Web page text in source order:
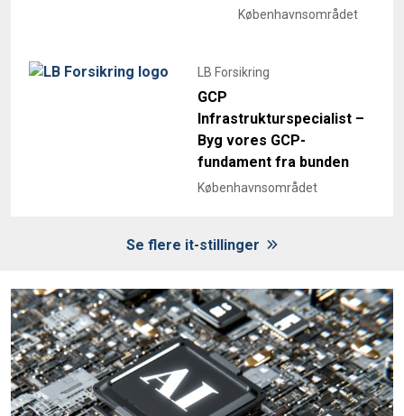
Københavnsområdet
LB Forsikring
GCP
Infrastrukturspecialist –
Byg vores GCP-
fundament fra bunden
Københavnsområdet
Se flere it-stillinger